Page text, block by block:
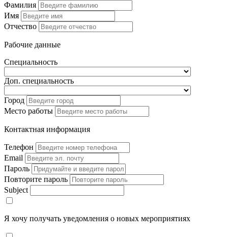
Фамилия
Имя
Отчество
Рабочие данные
Специальность
Доп. специальность
Город
Место работы
Контактная информация
Телефон
Email
Пароль
Повторите пароль
Subject
Я хочу получать уведомления о новых мероприятиях